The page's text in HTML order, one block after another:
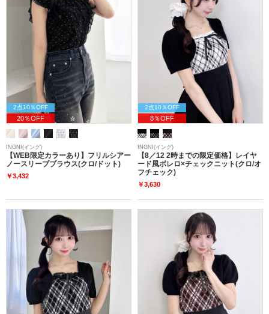
2点10％OFF
20％OFF
INGNI(イング)
【WEB限定カラーあり】フリルシアー
ノースリーブブラウス(クロ/ドット)
￥3,432
2点10％OFF
8％OFF
INGNI(イング)
【8／12 2時までの限定価格】レイヤ
ード風ボレロ×チェックニット(クロ/オ
フチェック)
￥3,630